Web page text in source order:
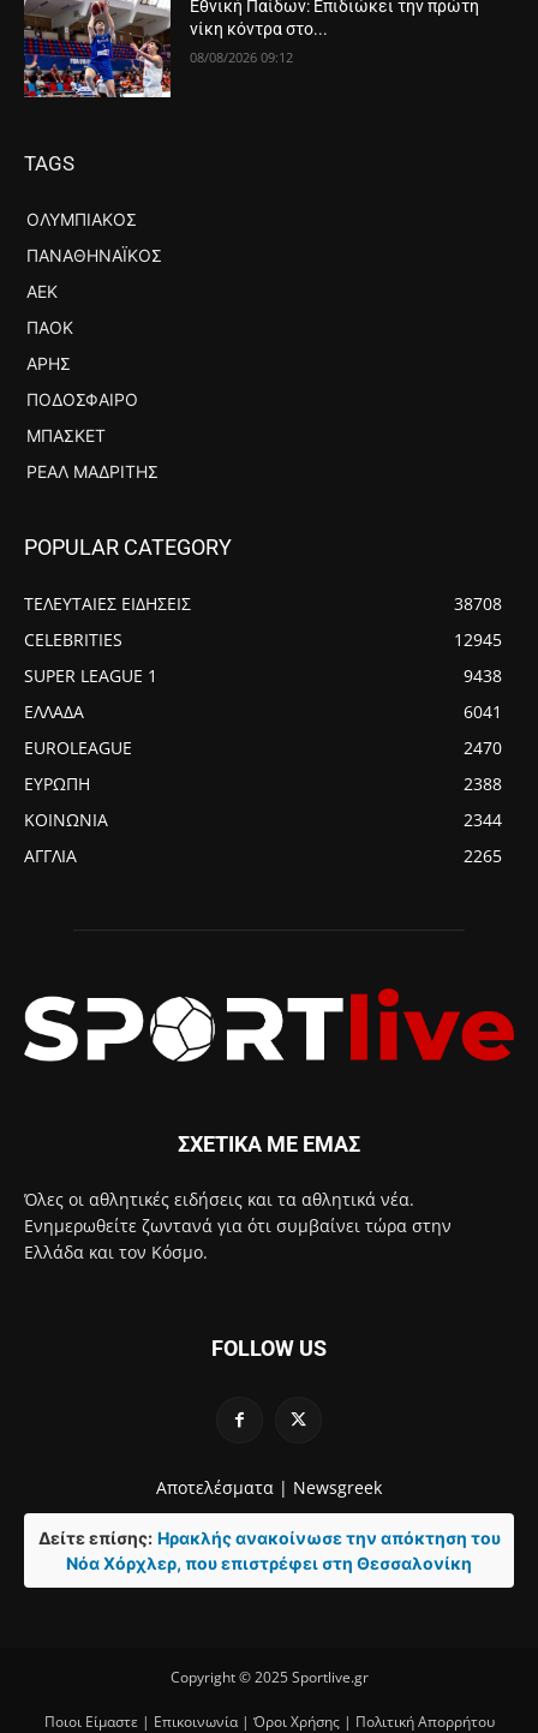
Εθνική Παίδων: Επιδιώκει την πρώτη
νίκη κόντρα στο...
08/08/2026 09:12
TAGS
ΟΛΥΜΠΙΑΚΌΣ
ΠΑΝΑΘΗΝΑΪΚΌΣ
ΑΕΚ
ΠΑΟΚ
ΆΡΗΣ
ΠΟΔΌΣΦΑΙΡΟ
ΜΠΆΣΚΕΤ
ΡΕΆΛ ΜΑΔΡΊΤΗΣ
POPULAR CATEGORY
ΤΕΛΕΥΤΑΙΕΣ ΕΙΔΗΣΕΙΣ
38708
CELEBRITIES
12945
SUPER LEAGUE 1
9438
ΕΛΛΑΔΑ
6041
EUROLEAGUE
2470
ΕΥΡΩΠΗ
2388
ΚΟΙΝΩΝΙΑ
2344
ΑΓΓΛΙΑ
2265
ΣΧΕΤΙΚΑ ΜΕ ΕΜΑΣ
Όλες οι αθλητικές ειδήσεις και τα αθλητικά νέα.
Ενημερωθείτε ζωντανά για ότι συμβαίνει τώρα στην
Ελλάδα και τον Κόσμο.
FOLLOW US
Αποτελέσματα | Newsgreek
Δείτε επίσης: Ηρακλής ανακοίνωσε την απόκτηση του
Νόα Χόρχλερ, που επιστρέφει στη Θεσσαλονίκη
Copyright © 2025 Sportlive.gr
Ποιοι Είμαστε| Επικοινωνία| Όροι Χρήσης| Πολιτική Απορρήτου